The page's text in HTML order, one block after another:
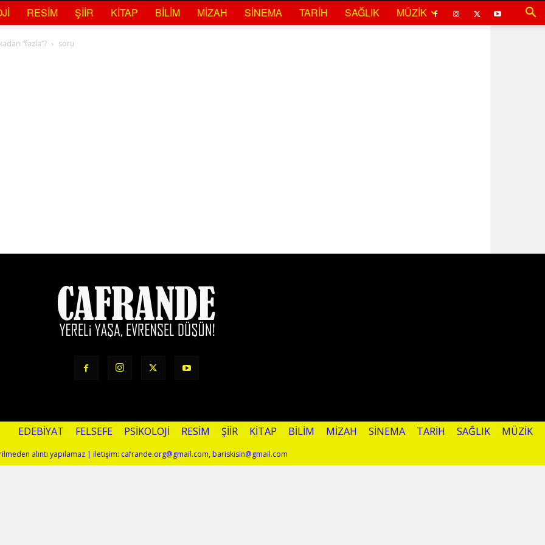
RESIM ŞIIR KITAP BILIM MIZAH SINEMA TARIH SAĞLIK MÜZIK
“fazla”? soru
EDEBIYAT FELSEFE PSIKOLOJI RESIM ŞIIR KITAP BILIM MIZAH SINEMA TARIH SAĞLIK MÜZIK
alıntı yapılamaz | iletişim: cafrande.org@gmail.com, bariskisin@gmail.com